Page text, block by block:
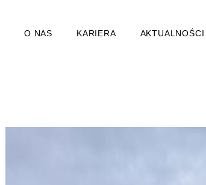
O NAS KARIERA AKTUALNOŚCI